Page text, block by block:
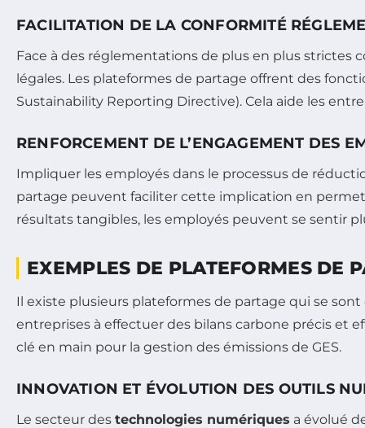
FACILITATION DE LA CONFORMITÉ
Face à des réglementations de plus en plus strictes
légales. Les plateformes de partage offrent des
Sustainability Reporting Directive). Cela aide les
RENFORCEMENT DE L’ENGAGEMENT DES
Impliquer les employés dans le processus de
partage peuvent faciliter cette implication en
résultats tangibles, les employés peuvent se sentir
EXEMPLES DE PLATEFORMES DE
Il existe plusieurs plateformes de partage qui se
entreprises à effectuer des bilans carbone précis et
clé en main pour la gestion des émissions de GES.
INNOVATION ET ÉVOLUTION DES OUTILS
Le secteur des technologies numériques a évolué